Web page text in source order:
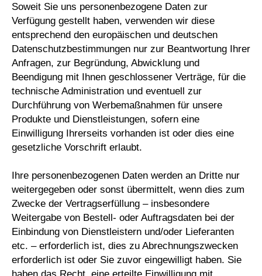
Soweit Sie uns personenbezogene Daten zur
Verfügung gestellt haben, verwenden wir diese
entsprechend den europäischen und deutschen
Datenschutzbestimmungen nur zur Beantwortung Ihrer
Anfragen, zur Begründung, Abwicklung und
Beendigung mit Ihnen geschlossener Verträge, für die
technische Administration und eventuell zur
Durchführung von Werbemaßnahmen für unsere
Produkte und Dienstleistungen, sofern eine
Einwilligung Ihrerseits vorhanden ist oder dies eine
gesetzliche Vorschrift erlaubt.
Ihre personenbezogenen Daten werden an Dritte nur
weitergegeben oder sonst übermittelt, wenn dies zum
Zwecke der Vertragserfüllung – insbesondere
Weitergabe von Bestell- oder Auftragsdaten bei der
Einbindung von Dienstleistern und/oder Lieferanten
etc. – erforderlich ist, dies zu Abrechnungszwecken
erforderlich ist oder Sie zuvor eingewilligt haben. Sie